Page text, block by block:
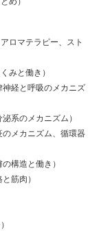
ロマテラピー、スト
みと働き）
経と呼吸のメカニズ
系のメカニズム）
メカニズム、循環器
構造と働き）
筋肉）